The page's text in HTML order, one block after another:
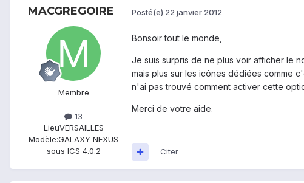
MACGREGOIRE
Membre
13
LieuVERSAILLES
Modèle:GALAXY NEXUS
sous ICS 4.0.2
Posté(e) 22 janvier 2012
Bonsoir tout le monde,
Je suis surpris de ne plus voir afficher le
mais plus sur les icônes dédiées comme
n'ai pas trouvé comment activer cette
Merci de votre aide.
Citer